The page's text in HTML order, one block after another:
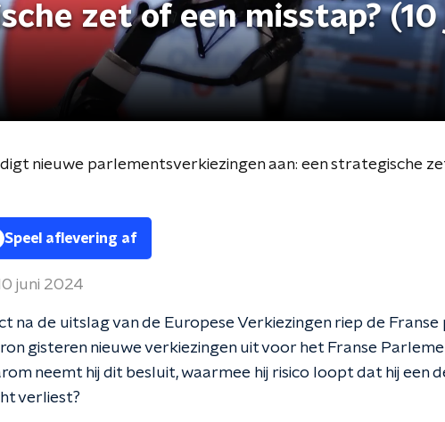
zet of een misstap?
nieuwe parlementsverkiezingen aan: een strategische
Speel aflevering af
juni 2024
na de uitslag van de Europese Verkiezingen riep de Franse
gisteren nieuwe verkiezingen uit voor het Franse
neemt hij dit besluit, waarmee hij risico loopt dat hij een
verliest?